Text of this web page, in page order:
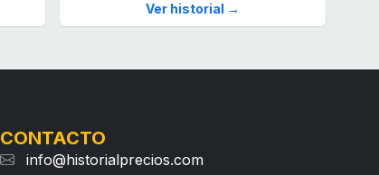
Ver historial →
CONTACTO
info@historialprecios.com